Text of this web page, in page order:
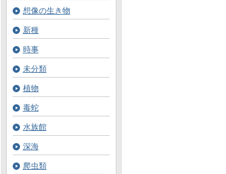
想像の生き物
新種
時事
未分類
植物
毒蛇
水族館
深海
爬虫類